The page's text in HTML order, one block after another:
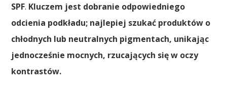
SPF. Kluczem jest dobranie odpowiedniego
odcienia podkładu; najlepiej szukać produktów o
chłodnych lub neutralnych pigmentach, unikając
jednocześnie mocnych, rzucających się w oczy
kontrastów.